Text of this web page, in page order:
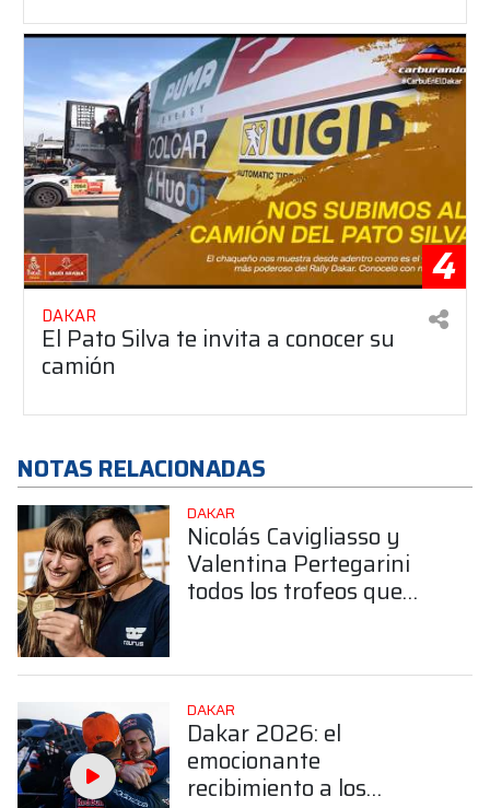
4
DAKAR
El Pato Silva te invita a conocer su
camión
NOTAS RELACIONADAS
DAKAR
Nicolás Cavigliasso y
Valentina Pertegarini
todos los trofeos que
DAKAR
Dakar 2026: el
emocionante
recibimiento a los